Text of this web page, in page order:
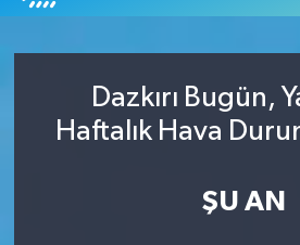
Dazkırı Bugün,
Haftalık Hava
ŞU AN
Borsa
Trafik Durumu